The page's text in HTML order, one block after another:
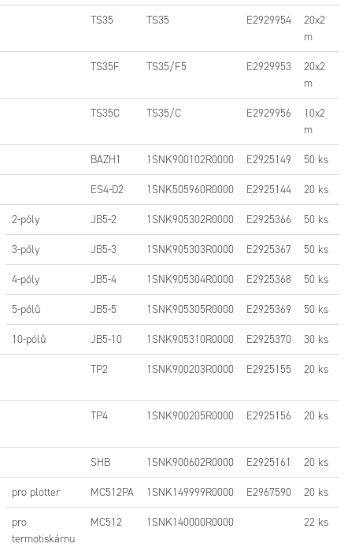
TS35 TS35 E2929954
20x2
m
TS35F TS35/F5 E2929953
20x2
m
TS35C TS35/C E2929956
10x2
m
BAZH1 1SNK900102R0000 E2925149 50 ks
ES4-D2 1SNK505960R0000 E2925144 20 ks
2-póly JB5-2 1SNK905302R0000 E2925366 50 ks
3-póly JB5-3 1SNK905303R0000 E2925367 50 ks
4-póly JB5-4 1SNK905304R0000 E2925368 50 ks
5-pólů JB5-5 1SNK905305R0000 E2925369 50 ks
10-pólů JB5-10 1SNK905310R0000 E2925370 30 ks
TP2 1SNK900203R0000 E2925155 20 ks
TP4 1SNK900205R0000 E2925156 20 ks
SHB 1SNK900602R0000 E2925161 20 ks
pro plotter MC512PA 1SNK149999R0000 E2967590 20 ks
pro
termotiskárnu
MC512 1SNK140000R0000 22 ks